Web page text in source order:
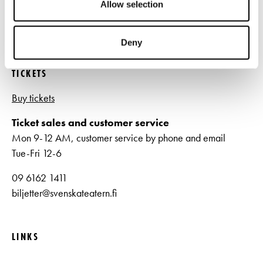
Allow selection
Deny
info@svenskateatern.fi
TICKETS
Buy tickets
Ticket sales and customer service
Mon 9-12 AM, customer service by phone and email
Tue-Fri 12-6
09 6162 1411
biljetter@svenskateatern.fi
LINKS